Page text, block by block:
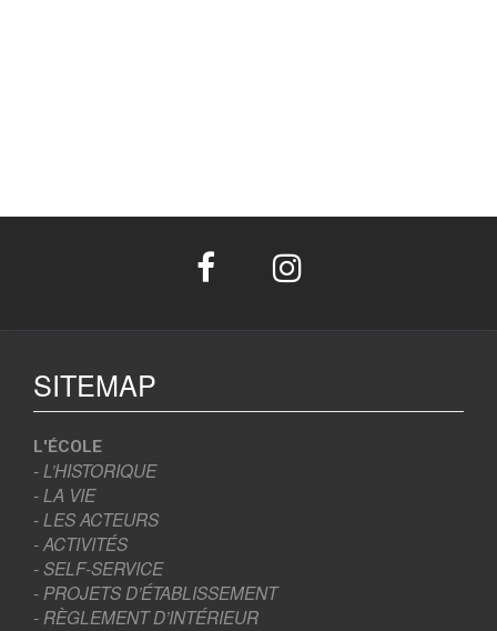
SITEMAP
L'ÉCOLE
- L’HISTORIQUE
- LA VIE
- LES ACTEURS
- ACTIVITÉS
- SELF-SERVICE
- PROJETS D’ÉTABLISSEMENT
- RÈGLEMENT D’INTÉRIEUR